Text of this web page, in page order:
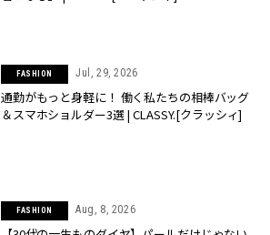
FASHION Jul, 29, 2026
通勤がもっと身軽に！ 働く私たちの相棒バッグ
＆スマホショルダー3選 | CLASSY.[クラッシィ]
FASHION Aug, 8, 2026